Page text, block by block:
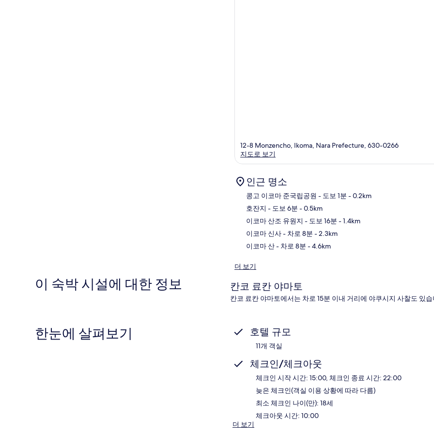
12-8 Monzencho, Ikoma, Nara Prefecture, 630-0266
지도로 보기
인근 명소
콩고 이코마 준국립공원 - 도보 1분 - 0.2km
호잔지 - 도보 6분 - 0.5km
이코마 산조 유원지 - 도보 16분 - 1.4km
이코마 신사- 차로 8분 - 2.3km
이코마 산- 차로 8분 - 4.6km
더 보기
이 숙박 시설에 대한 정보 칸코 료칸 야마토
칸코 료칸 야마토에서는 차로 15분 이내 거리에 야쿠시지 사찰도 있
한눈에 살펴보기 호텔 규모
11개 객실
체크인/체크아웃
체크인 시작 시간: 15:00, 체크인 종료 시간: 22:00
늦은 체크인(객실 이용 상황에 따라 다름)
최소 체크인 나이(만): 18세
체크아웃 시간: 10:00
더 보기